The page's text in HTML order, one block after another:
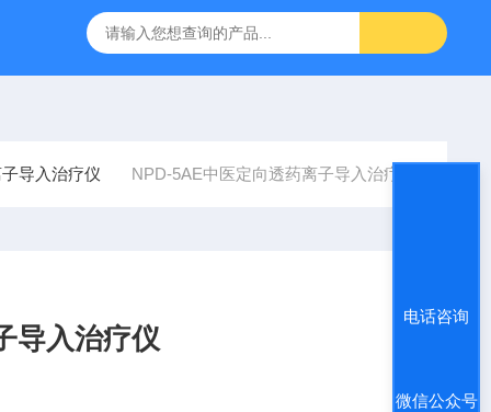
神经和肌肉刺激理疗仪 飞利浦半自动体外除颤仪 FRX （
导入治疗仪 NPD-5AE中医定向透药离子导入治疗仪
导入治疗仪
电话咨询
微信公众号